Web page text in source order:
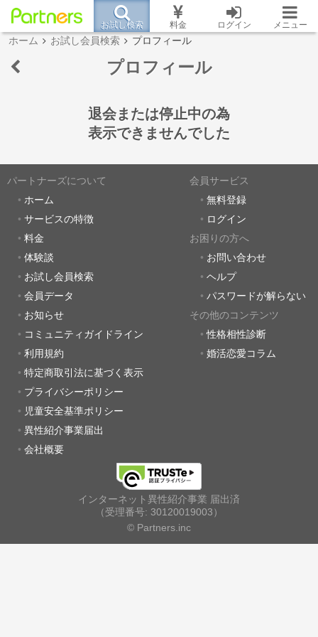
お試し検索 料金 ログイン メニュー
ホーム お試し会員検索 プロフィール
プロフィール
退会または停止中の為
表示できませんでした
パートナーズについて
ホーム
サービスの特徴
料金
体験談
お試し会員検索
会員データ
お知らせ
コミュニティガイドライン
利用規約
特定商取引法に基づく表示
プライバシーポリシー
児童安全基準ポリシー
異性紹介事業届出
会社概要
会員サービス
無料登録
ログイン
お困りの方へ
お問い合わせ
ヘルプ
パスワードが解らない
その他のコンテンツ
性格相性診断
婚活恋愛コラム
インターネット異性紹介事業 届出済
（受理番号: 30120019003）
© Partners.inc